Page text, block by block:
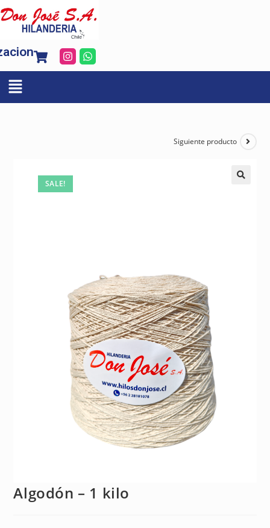
SALE!
Siguiente producto
Algodón – 1 kilo